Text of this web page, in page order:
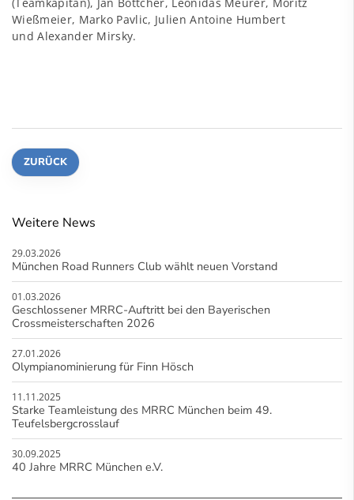
Wießmeier, Marko Pavlic, Julien Antoine Humbert
und Alexander Mirsky.
ZURÜCK
Weitere News
29.03.2026
München Road Runners Club wählt neuen Vorstand
01.03.2026
Geschlossener MRRC-Auftritt bei den Bayerischen
Crossmeisterschaften 2026
27.01.2026
Olympianominierung für Finn Hösch
11.11.2025
Starke Teamleistung des MRRC München beim 49.
Teufelsbergcrosslauf
30.09.2025
40 Jahre MRRC München e.V.